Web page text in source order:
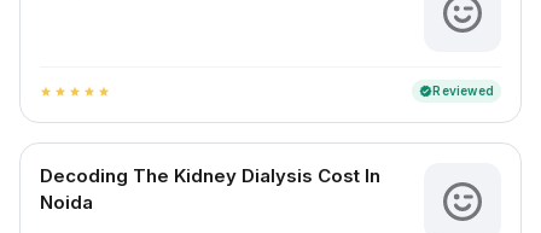
star star star star star verifiedReviewed
Decoding The Kidney Dialysis Cost In
Noida